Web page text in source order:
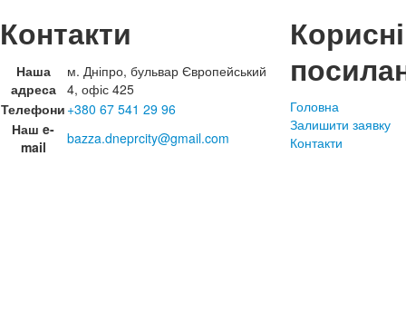
Контакти
Наша
адреса
м. Дніпро, бульвар Європейський
4, офіс 425
Телефони +380 67 541 29 96
Наш e-
mail
bazza.dneprcity@gmail.com
Корисні
Головна
Залишити заявку
Контакти